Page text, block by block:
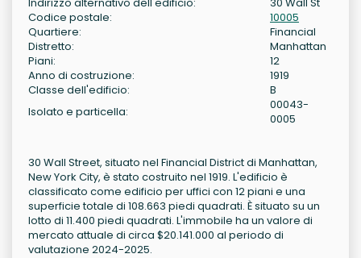
Codice postale:
10005
Quartiere:
Financial
Distretto:
Manhattan
Piani:
12
Anno di costruzione:
1919
Classe dell'edificio:
B
Isolato e particella:
00043-
0005
30 Wall Street, situato nel Financial District di Manhattan,
New York City, è stato costruito nel 1919. L'edificio è
classificato come edificio per uffici con 12 piani e una
superficie totale di 108.663 piedi quadrati. È situato su un
lotto di 11.400 piedi quadrati. L'immobile ha un valore di
mercato attuale di circa $20.141.000 al periodo di
valutazione 2024-2025.